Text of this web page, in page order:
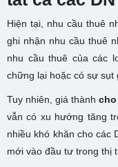
Hiện tại, nhu cầu thuê
ghi nhận nhu cầu thuê
nhu cầu thuê của các
chững lại hoặc có sự sụt
Tuy nhiên, giá thành cho
vẫn có xu hướng tăng
nhiều khó khăn cho các
mới vào đầu tư trong thị